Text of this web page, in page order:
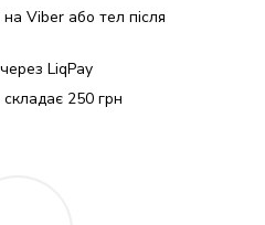
Viber або тел після
через LiqPay
250 грн